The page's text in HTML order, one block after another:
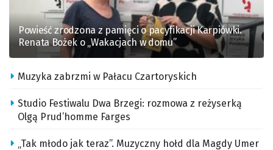
Powieść zrodzona z pamięci o pacyfikacji Karpiówki.
Renata Bożek o „Wakacjach w domu”
Muzyka zabrzmi w Pałacu Czartoryskich
Studio Festiwalu Dwa Brzegi: rozmowa z reżyserką
Olgą Prud’homme Farges
„Tak młodo jak teraz”. Muzyczny hołd dla Magdy Umer